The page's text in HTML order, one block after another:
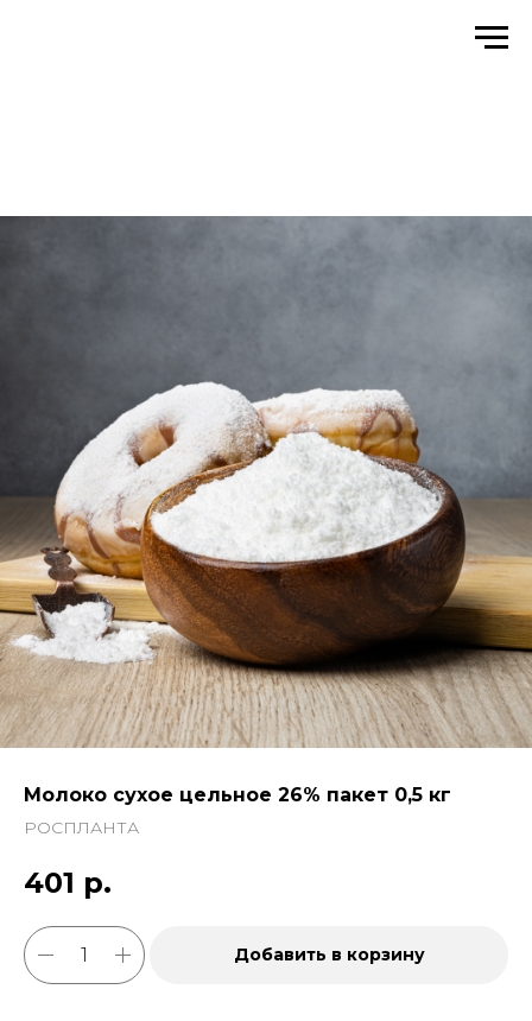
Молоко сухое цельное 26% пакет 0,5 кг
РОСПЛАНТА
401 р.
Добавить в корзину